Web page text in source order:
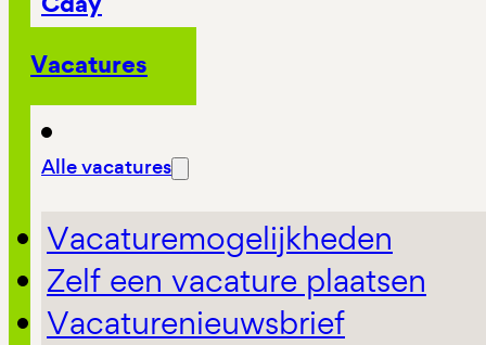
Vacatures
Alle vacatures
Vacaturemogelijkheden
Zelf een vacature plaatsen
Vacaturenieuwsbrief